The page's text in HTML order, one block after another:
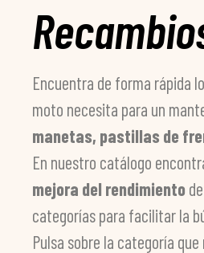
Encuentra de forma rápida
moto necesita para un
manetas, pastillas de
En nuestro catálogo
mejora del rendimiento
categorías para facilitar la
Pulsa sobre la categoría